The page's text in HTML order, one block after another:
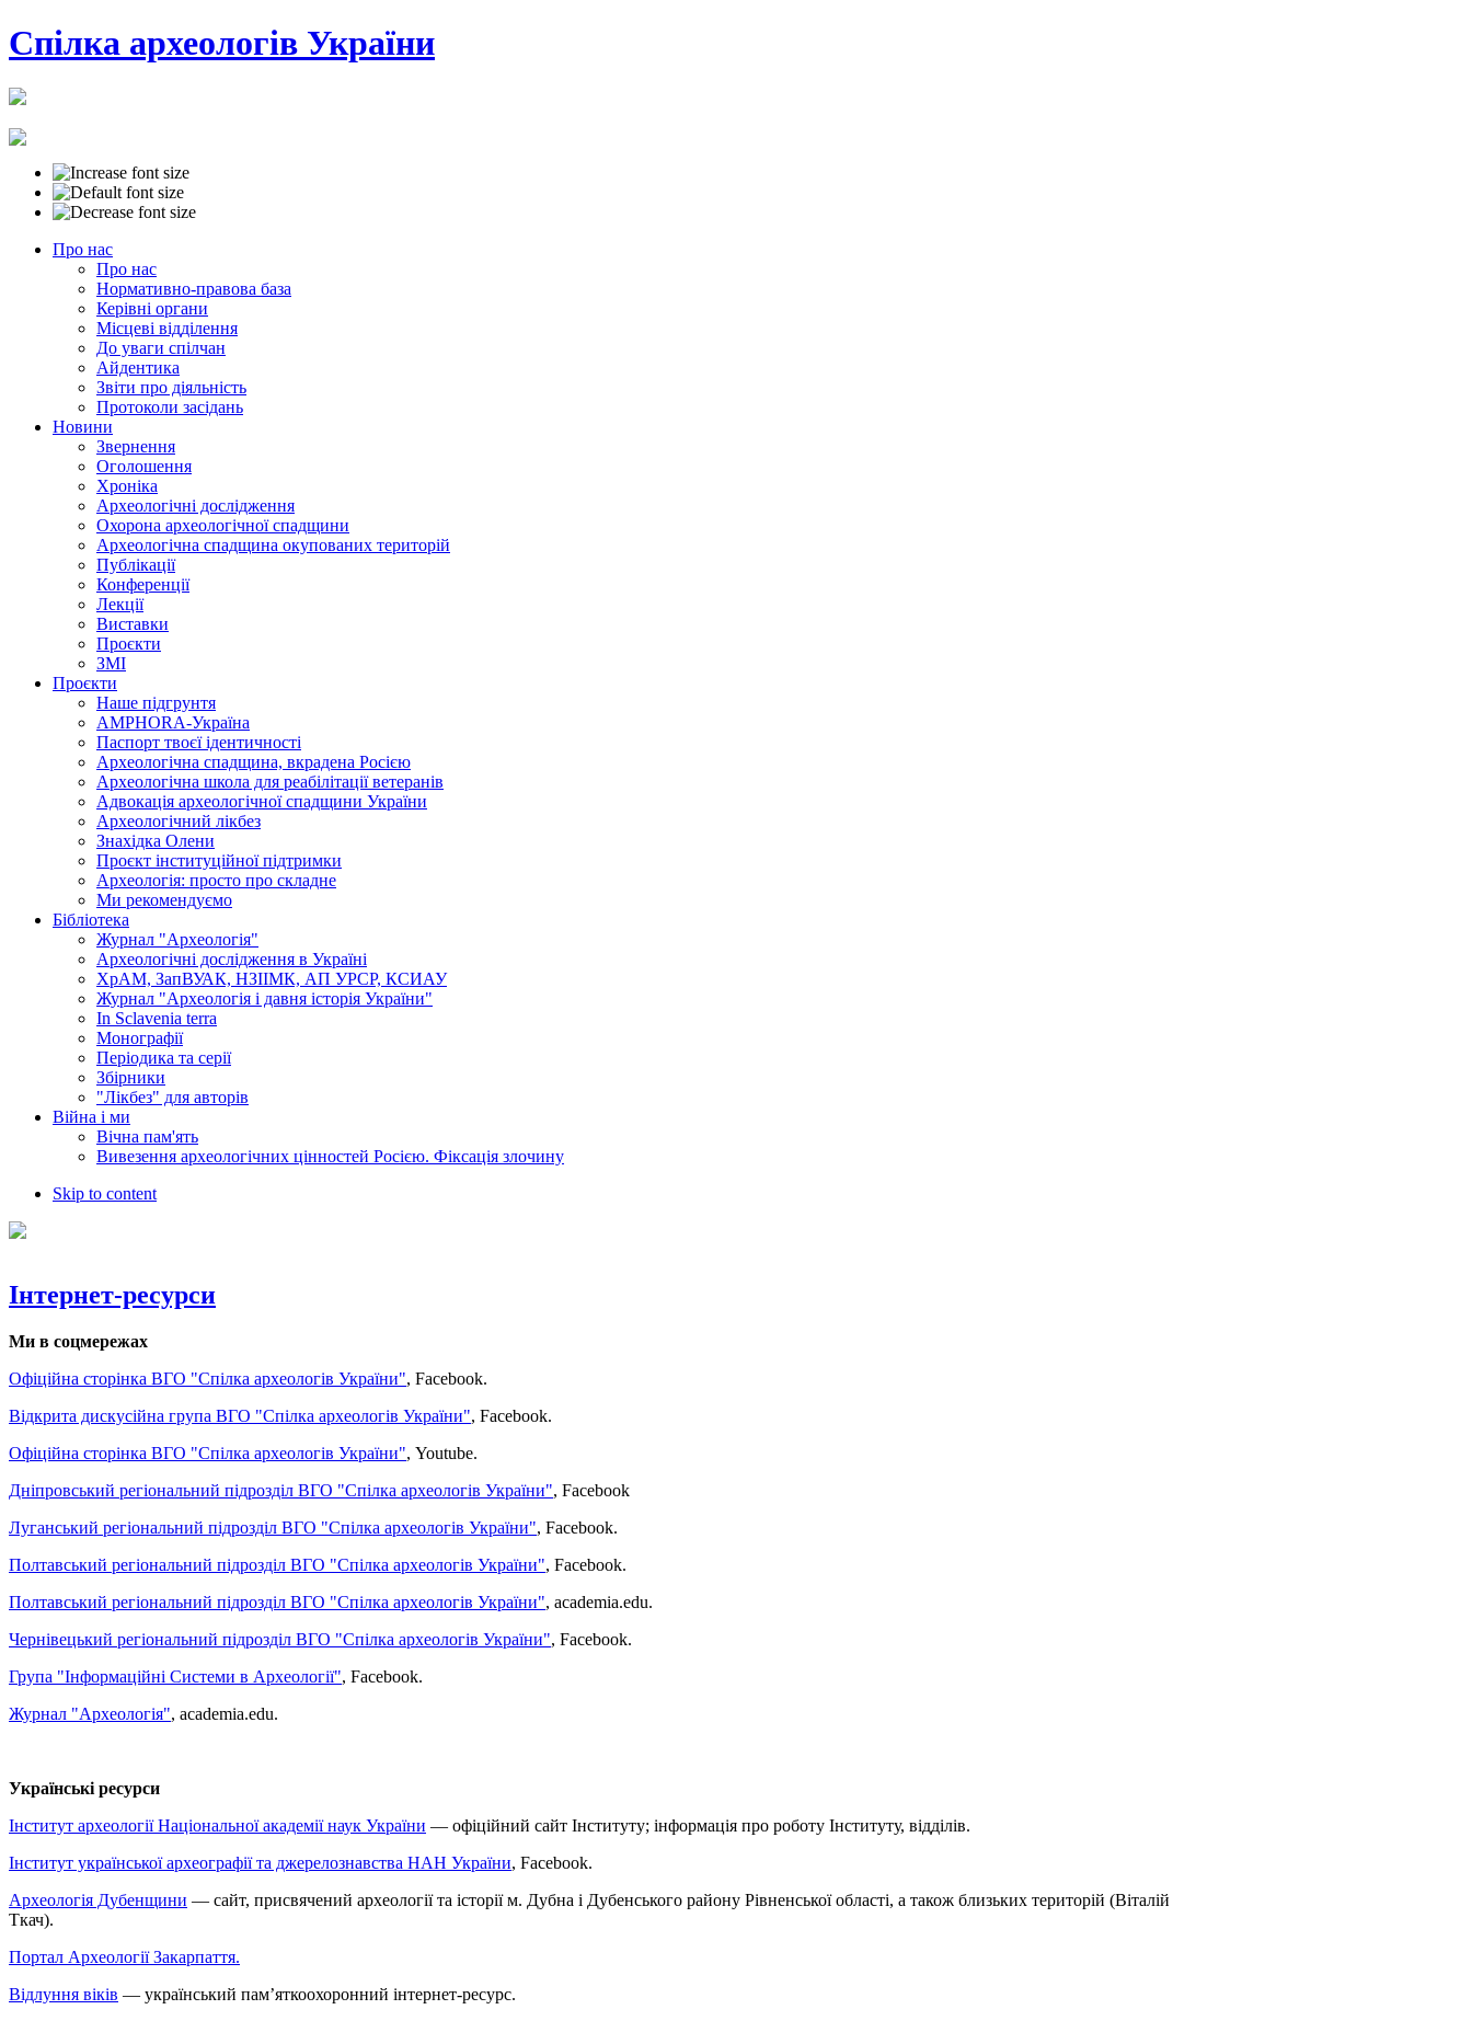
Cпілка археологів України
Про нас
Про нас
Нормативно-правова база
Керівні органи
Місцеві відділення
До уваги спілчан
Айдентика
Звіти про діяльність
Протоколи засідань
Новини
Звернення
Оголошення
Хроніка
Археологічні дослідження
Охорона археологічної спадщини
Археологічна спадщина окупованих територій
Публікації
Конференції
Лекції
Виставки
Проєкти
ЗМІ
Проєкти
Наше підгрунтя
AMPHORA-Україна
Паспорт твоєї ідентичності
Археологічна спадщина, вкрадена Росією
Археологічна школа для реабілітації ветеранів
Адвокація археологічної спадщини України
Археологічний лікбез
Знахідка Олени
Проєкт інституційної підтримки
Археологія: просто про складне
Ми рекомендуємо
Бібліотека
Журнал "Археологія"
Археологічні дослідження в Україні
ХрАМ, ЗапВУАК, НЗІІМК, АП УРСР, КСИАУ
Журнал "Археологія і давня історія України"
In Sclavenia terra
Монографії
Періодика та серії
Збірники
"Лікбез" для авторів
Війна і ми
Вічна пам'ять
Вивезення археологічних цінностей Росією. Фіксація злочину
Skip to content
Інтернет-ресурси
Ми в соцмережах
Офіційна сторінка ВГО "Спілка археологів України", Facebook.
Відкрита дискусійна група ВГО "Спілка археологів України", Facebook.
Офіційна сторінка ВГО "Спілка археологів України", Youtube.
Дніпровський регіональний підрозділ ВГО "Спілка археологів України", Facebook
Луганський регіональний підрозділ ВГО "Спілка археологів України", Facebook.
Полтавський регіональний підрозділ ВГО "Спілка археологів України", Facebook.
Полтавський регіональний підрозділ ВГО "Спілка археологів України", academia.edu.
Чернівецький регіональний підрозділ ВГО "Спілка археологів України", Facebook.
Група "Інформаційні Системи в Археології", Facebook.
Журнал "Археологія", academia.edu.
Українські ресурси
Інститут археології Національної академії наук України — офіційний сайт Інституту; інформація про роботу Інституту, відділів.
Інститут української археографії та джерелознавства НАН України, Facebook.
Археологія Дубенщини — сайт, присвячений археології та історії м. Дубна і Дубенського району Рівненської області, а також близьких територій (Віталій
Ткач).
Портал Археології Закарпаття.
Відлуння віків — український пам’яткоохоронний інтернет-ресурс.